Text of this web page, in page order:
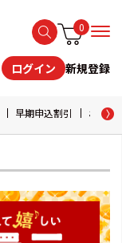
0
ログイン 新規登録
早期申込割引 おため